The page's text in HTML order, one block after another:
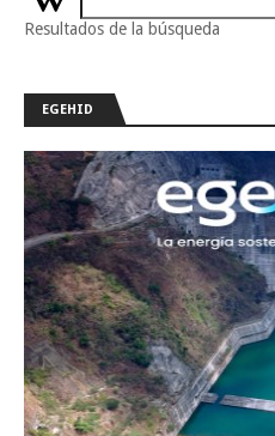
Resultados de la búsqueda
EGEHID